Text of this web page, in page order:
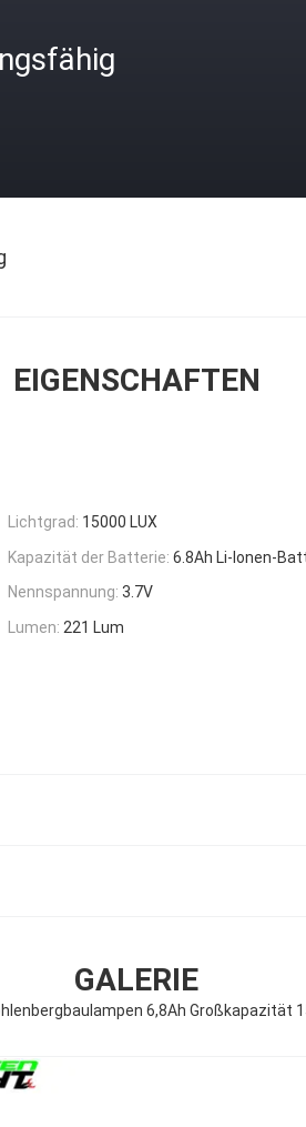
EIGENSCHAFTEN
Lichtgrad: 15000 LUX
Kapazität der Batterie: 6.8Ah Li-Ionen-
Nennspannung: 3.7V
Lumen: 221 Lum
GALERIE
6,8Ah Großkapazität